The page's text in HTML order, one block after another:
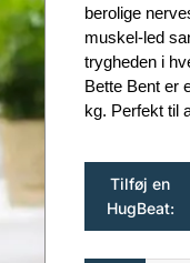
berolige
muskel-led
trygheden i
Bette Bent er
kg. Perfekt til
Tilføj en
HugBeat: